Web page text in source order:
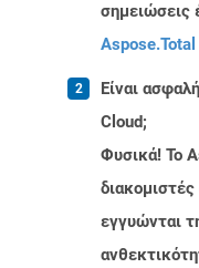
σημειώσεις
Είναι
Cloud;
Φυσικά! Το
εγγυώνται